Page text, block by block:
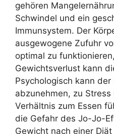
gehören
Schwindel und ein
Immunsystem. Der
ausgewogene Zufuhr
optimal zu
Gewichtsverlust kann
Psychologisch kann der
abzunehmen, zu
Verhältnis zum Essen
die Gefahr des Jo-Jo-
Gewicht nach einer